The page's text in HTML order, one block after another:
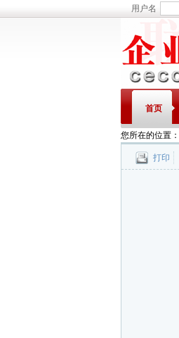
用户名
首页
您所在的位置：
打印